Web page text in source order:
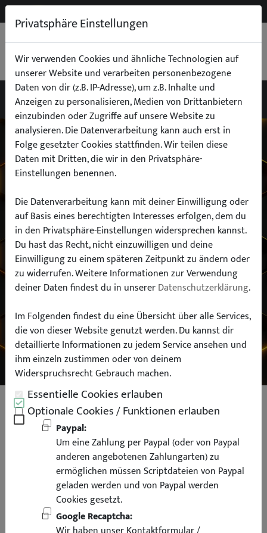
0,00 €
Wähle dein Auto
finde alle passenden Teile schnell und
einfach
Hersteller:
Modell:
SUCHEN
Grill Sportgrill Kühlergrill für BMW
E46 Limousine Touring schwarz
Privatsphäre Einstellungen
Wir verwenden Cookies und ähnliche Technologien auf
unserer Website und verarbeiten personenbezogene
Daten von dir (z.B. IP-Adresse), um z.B. Inhalte und
Anzeigen zu personalisieren, Medien von Drittanbietern
einzubinden oder Zugriffe auf unsere Website zu
analysieren. Die Datenverarbeitung kann auch erst in
Folge gesetzter Cookies stattfinden. Wir teilen diese
Daten mit Dritten, die wir in den Privatsphäre-
Einstellungen benennen.
Die Datenverarbeitung kann mit deiner Einwilligung oder
auf Basis eines berechtigten Interesses erfolgen, dem du
in den Privatsphäre-Einstellungen widersprechen kannst.
Du hast das Recht, nicht einzuwilligen und deine
Einwilligung zu einem späteren Zeitpunkt zu ändern oder
zu widerrufen. Weitere Informationen zur Verwendung
deiner Daten findest du in unsererDatenschutzerklärung.
Im Folgenden findest du eine Übersicht über alle Services,
die von dieser Website genutzt werden. Du kannst dir
detaillierte Informationen zu jedem Service ansehen und
ihm einzeln zustimmen oder von deinem
Widerspruchsrecht Gebrauch machen.
Essentielle Cookies erlauben
Optionale Cookies / Funktionen erlauben
Paypal:
Um eine Zahlung per Paypal (oder von Paypal
anderen angebotenen Zahlungarten) zu
ermöglichen müssen Scriptdateien von Paypal
geladen werden und von Paypal werden
Cookies gesetzt.
Google Recaptcha: